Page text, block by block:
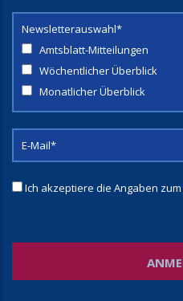
Newsletterauswahl*
Amtsblatt-Mitteilungen
Wöchentlicher Überblick
Monatlicher Überblick
Ich akzeptiere die Angaben zum